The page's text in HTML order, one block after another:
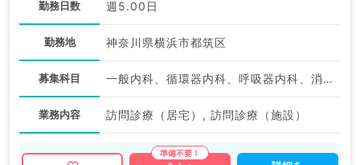
勤務日数 週5.00日
勤務地 神奈川県横浜市都筑区
募集科目 一般内科、循環器内科、呼吸器内科、消化器内科、内分泌・代謝内科、腎臓内科、老年内科、血液内科
業務内容 訪問診療（居宅）, 訪問診療（施設）